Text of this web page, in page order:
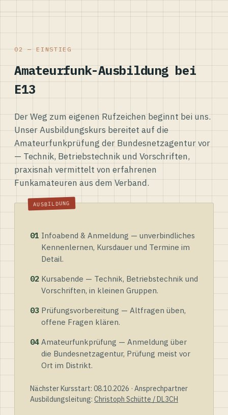
02 — EINSTIEG
Amateurfunk-Ausbildung bei
E13
Der Weg zum eigenen Rufzeichen beginnt bei uns.
Unser Ausbildungskurs bereitet auf die
Amateurfunkprüfung der Bundesnetzagentur vor
— Technik, Betriebstechnik und Vorschriften,
praxisnah vermittelt von erfahrenen
Funkamateuren aus dem Verband.
01 Infoabend & Anmeldung — unverbindliches
Kennenlernen, Kursdauer und Termine im
Detail.
02 Kursabende — Technik, Betriebstechnik und
Vorschriften, in kleinen Gruppen.
03 Prüfungsvorbereitung — Altfragen üben,
offene Fragen klären.
04 Amateurfunkprüfung — Anmeldung über
die Bundesnetzagentur, Prüfung meist vor
Ort im Distrikt.
Nächster Kursstart: 08.10.2026 · Ansprechpartner
Ausbildungsleitung: Christoph Schütte / DL3CH